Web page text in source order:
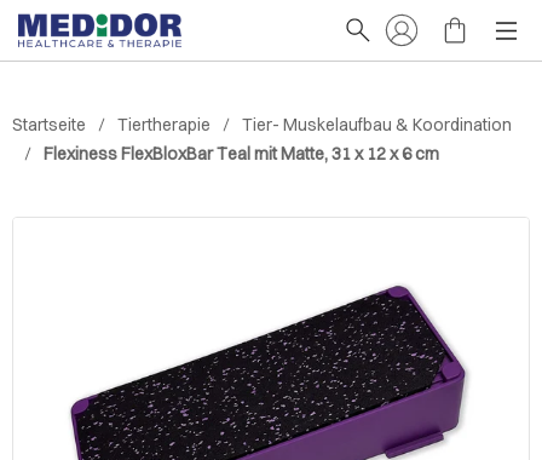
Startseite Tiertherapie
Tier- Muskelaufbau & Koordination
Flexiness FlexBloxBar Teal mit Matte, 31 x 12 x 6 cm